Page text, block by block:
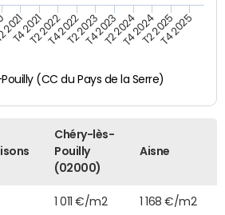
(CC du Pays de la Serre)
T4 2021T2 2022T4 2022T2 2023T4 2023T2 2024T4 2024T2 2025T4 2025
Chéry-lès-
Pouilly
(02000)
Aisne
1 011 €/m2 1 168 €/m2